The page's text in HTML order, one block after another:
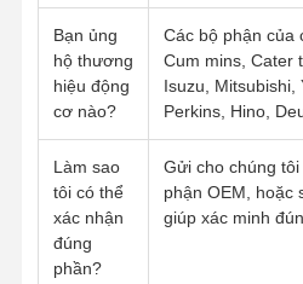
Các bộ phận động cơ thợ đào
Máy bơm dầu
Đầu xi lanh động cơ
Vòng piston động cơ
Bạn ủng
hộ thương
hiệu động
cơ nào?
Các bộ phận của
Cum mins, Cater
Isuzu, Mitsubishi,
Perkins, Hino,
Làm sao
tôi có thể
xác nhận
đúng
phần?
Gửi cho chúng
phận OEM, hoặc
giúp xác minh